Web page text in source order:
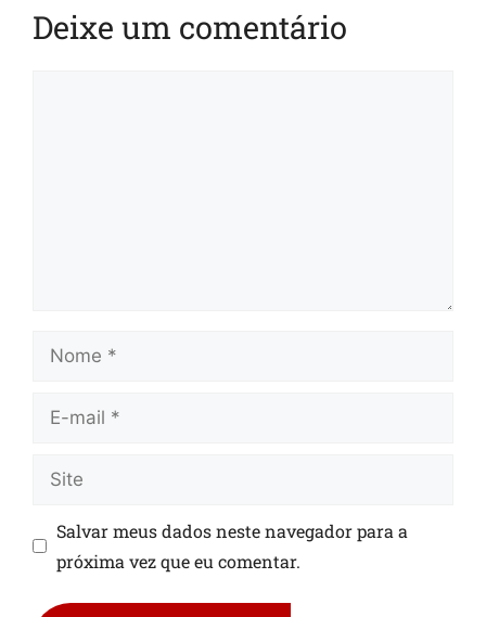
Deixe um comentário
Salvar meus dados neste navegador para a
próxima vez que eu comentar.